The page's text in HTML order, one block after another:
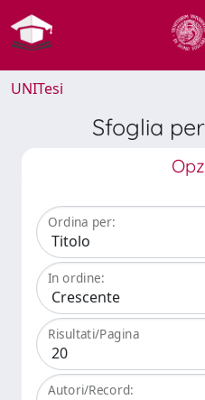
UNITesi
Sfoglia
Ordina per:
In ordine:
Risultati/Pagina
Autori/Record: